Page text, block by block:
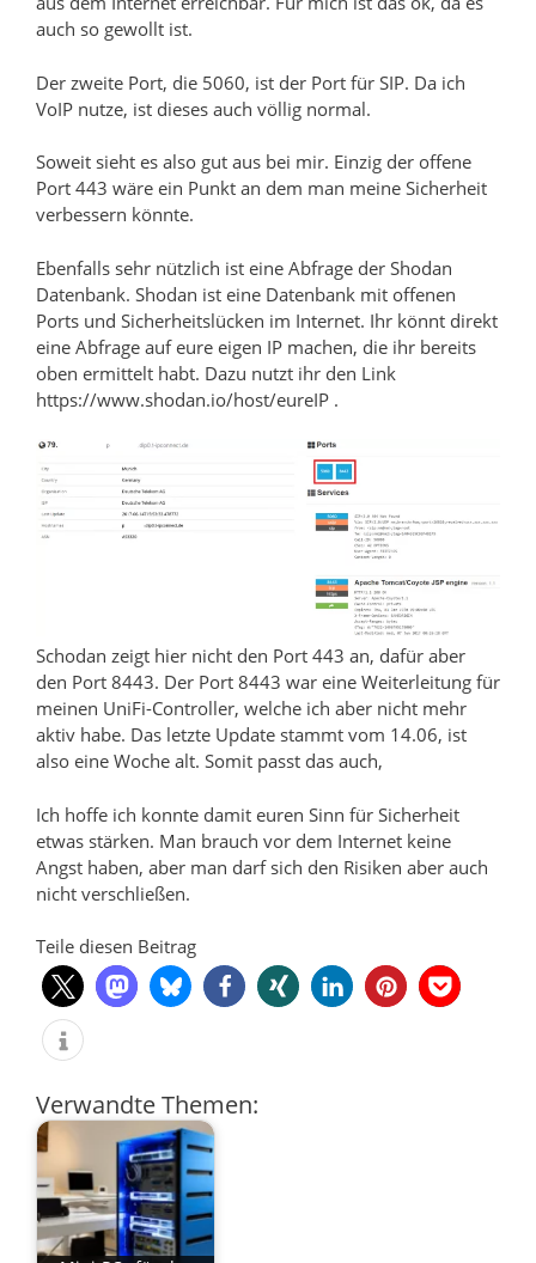
auch so gewollt ist.
Der zweite Port, die 5060, ist der Port für SIP. Da ich
VoIP nutze, ist dieses auch völlig normal.
Soweit sieht es also gut aus bei mir. Einzig der offene
Port 443 wäre ein Punkt an dem man meine Sicherheit
verbessern könnte.
Ebenfalls sehr nützlich ist eine Abfrage der Shodan
Datenbank. Shodan ist eine Datenbank mit offenen
Ports und Sicherheitslücken im Internet. Ihr könnt direkt
eine Abfrage auf eure eigen IP machen, die ihr bereits
oben ermittelt habt. Dazu nutzt ihr den Link
https://www.shodan.io/host/eureIP .
Schodan zeigt hier nicht den Port 443 an, dafür aber
den Port 8443. Der Port 8443 war eine Weiterleitung für
meinen UniFi-Controller, welche ich aber nicht mehr
aktiv habe. Das letzte Update stammt vom 14.06, ist
also eine Woche alt. Somit passt das auch,
Ich hoffe ich konnte damit euren Sinn für Sicherheit
etwas stärken. Man brauch vor dem Internet keine
Angst haben, aber man darf sich den Risiken aber auch
nicht verschließen.
Teile diesen Beitrag
Verwandte Themen: